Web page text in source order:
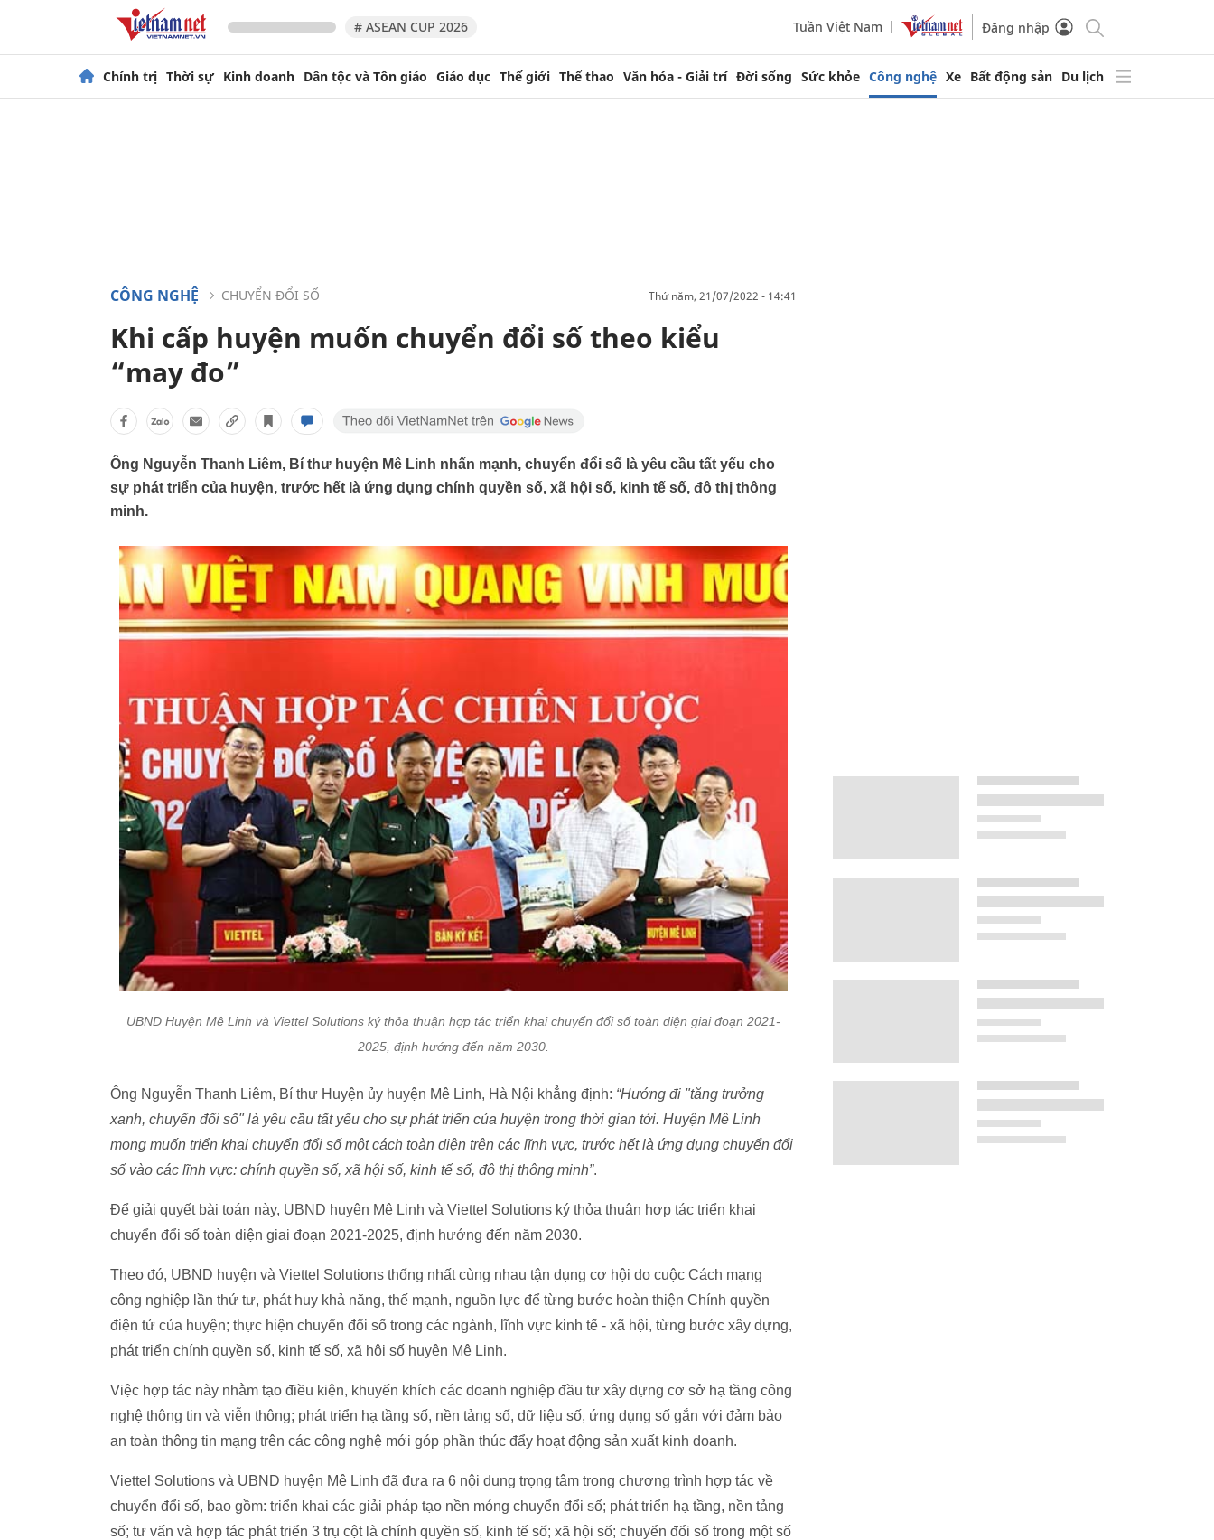
# ASEAN CUP 2026 Tuần Việt Nam Đăng nhập
Chính trị Thời sự Kinh doanh Dân tộc và Tôn giáo Giáo dục Thế giới Thể thao Văn hóa - Giải trí Đời sống Sức khỏe Công nghệ Xe Bất động sản Du lịch
CÔNG NGHỆ CHUYỂN ĐỔI SỐ thứ năm, 21/07/2022 - 14:41
Khi cấp huyện muốn chuyển đổi số theo kiểu
“may đo”
Ông Nguyễn Thanh Liêm, Bí thư huyện Mê Linh nhấn mạnh, chuyển đổi số là yêu cầu tất yếu cho
sự phát triển của huyện, trước hết là ứng dụng chính quyền số, xã hội số, kinh tế số, đô thị thông
minh.
UBND Huyện Mê Linh và Viettel Solutions ký thỏa thuận hợp tác triển khai chuyển đổi số toàn diện giai đoạn 2021-
2025, định hướng đến năm 2030.
Ông Nguyễn Thanh Liêm, Bí thư Huyện ủy huyện Mê Linh, Hà Nội khẳng định: “Hướng đi "tăng trưởng
xanh, chuyển đổi số" là yêu cầu tất yếu cho sự phát triển của huyện trong thời gian tới. Huyện Mê Linh
mong muốn triển khai chuyển đổi số một cách toàn diện trên các lĩnh vực, trước hết là ứng dụng chuyển đổi
số vào các lĩnh vực: chính quyền số, xã hội số, kinh tế số, đô thị thông minh”.
Để giải quyết bài toán này, UBND huyện Mê Linh và Viettel Solutions ký thỏa thuận hợp tác triển khai
chuyển đổi số toàn diện giai đoạn 2021-2025, định hướng đến năm 2030.
Theo đó, UBND huyện và Viettel Solutions thống nhất cùng nhau tận dụng cơ hội do cuộc Cách mạng
công nghiệp lần thứ tư, phát huy khả năng, thế mạnh, nguồn lực để từng bước hoàn thiện Chính quyền
điện tử của huyện; thực hiện chuyển đổi số trong các ngành, lĩnh vực kinh tế - xã hội, từng bước xây dựng,
phát triển chính quyền số, kinh tế số, xã hội số huyện Mê Linh.
Việc hợp tác này nhằm tạo điều kiện, khuyến khích các doanh nghiệp đầu tư xây dựng cơ sở hạ tầng công
nghệ thông tin và viễn thông; phát triển hạ tầng số, nền tảng số, dữ liệu số, ứng dụng số gắn với đảm bảo
an toàn thông tin mạng trên các công nghệ mới góp phần thúc đẩy hoạt động sản xuất kinh doanh.
Viettel Solutions và UBND huyện Mê Linh đã đưa ra 6 nội dung trọng tâm trong chương trình hợp tác về
chuyển đổi số, bao gồm: triển khai các giải pháp tạo nền móng chuyển đổi số; phát triển hạ tầng, nền tảng
số; tư vấn và hợp tác phát triển 3 trụ cột là chính quyền số, kinh tế số; xã hội số; chuyển đổi số trong một số